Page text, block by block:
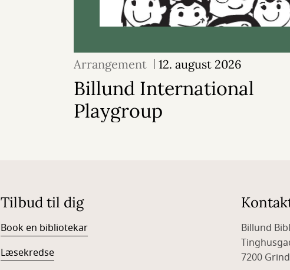
Arrangement 12. august 2026
Billund International
Playgroup
Tilbud til dig
Book en bibliotekar
Læsekredse
Billund
7200